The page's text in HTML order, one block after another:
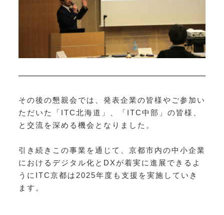
その後の懇親会では、発表企業の皆様やご参加い
ただいた「ITC北海道」、「ITC中部」の皆様、
と交流を深める機会となりました。
引き続きこの事業を通じて、京都市内の中小企業
におけるデジタル化とDXが着実に進展できるよ
うにITC京都は2025年度も支援を実施していき
ます。